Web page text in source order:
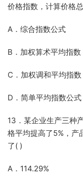
价格指数，计算价格
A．综合指数公式
B．加权算术平均指数
C．加权调和平均指数
D．简单平均指数公式
13．某企业生产三种
格平均提高了5%，产
了( )
A．114.29%